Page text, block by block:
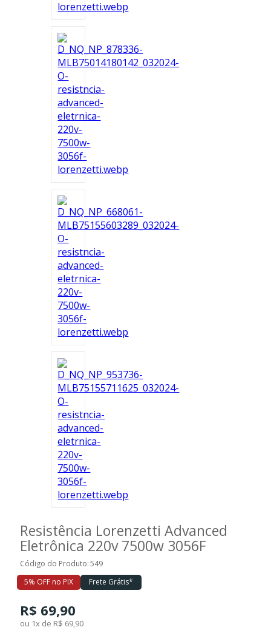
PROMOÇÃO
Resistência Lorenzetti Advanced
Eletrônica 220v 7500w 3056F
Código do Produto: 549
5% OFF no PIX
Frete Grátis*
R$ 69,90
ou 1x de R$ 69,90